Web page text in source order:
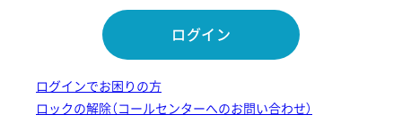
ログイン
ログインでお困りの方
ロックの解除（コールセンターへのお問い合わせ）